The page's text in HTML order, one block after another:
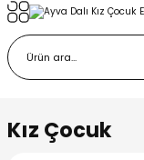
Kız Çocuk
Bere ve Eldiven
Ürünleri